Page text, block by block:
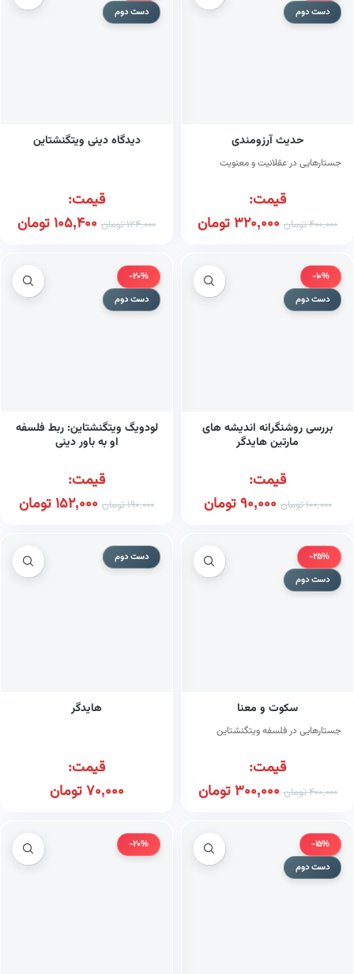
دست دوم
حدیث آرزومندی
جستارهایی در عقلانیت و معنویت
قیمت:
400,000تومان 320,000تومان
دست دوم
دیدگاه دینی ویتگنشتاین
قیمت:
124,000تومان 105,400تومان
-10%
دست دوم
بررسی روشنگرانه اندیشه های
مارتین هایدگر
قیمت:
100,000تومان 90,000تومان
-20%
دست دوم
لودویگ ویتگنشتاین: ربط فلسفه
او به باور دینی
قیمت:
190,000تومان 152,000تومان
-25%
دست دوم
سکوت و معنا
جستارهایی در فلسفه ویتگنشتاین
قیمت:
400,000تومان 300,000تومان
دست دوم
هایدگر
قیمت:
70,000تومان
-15%
دست دوم
-20%